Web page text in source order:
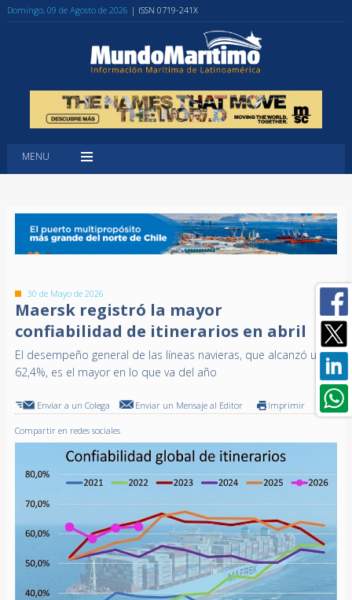
Domingo, 09 de Agosto de 2026 | ISSN 0719-241X
MENU
30 de Mayo de 2026
Maersk registró la mayor
confiabilidad de itinerarios en abril
El desempeño general de las líneas navieras, que alcanzó un
62,4%, es el mayor en lo que va del año
Enviar a un Colega Enviar un Mensaje al Editor Imprimir
Compartir en redes sociales